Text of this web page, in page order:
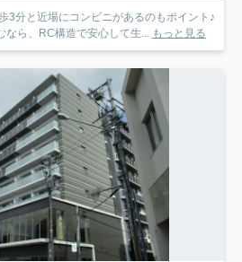
3分と近場にコンビニがあるのもポイント♪
なら、RC構造で安心して生... もっと見る